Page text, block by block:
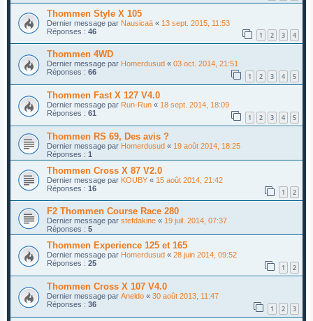
Thommen Style X 105
Dernier message par Nausicaä « 13 sept. 2015, 11:53
Réponses : 46 1 2 3 4
Thommen 4WD
Dernier message par Homerdusud « 03 oct. 2014, 21:51
Réponses : 66 1 2 3 4 5
Thommen Fast X 127 V4.0
Dernier message par Run-Run « 18 sept. 2014, 18:09
Réponses : 61 1 2 3 4 5
Thommen RS 69, Des avis ?
Dernier message par Homerdusud « 19 août 2014, 18:25
Réponses : 1
Thommen Cross X 87 V2.0
Dernier message par KOUBY « 15 août 2014, 21:42
Réponses : 16 1 2
F2 Thommen Course Race 280
Dernier message par stefdakine « 19 juil. 2014, 07:37
Réponses : 5
Thommen Experience 125 et 165
Dernier message par Homerdusud « 28 juin 2014, 09:52
Réponses : 25 1 2
Thommen Cross X 107 V4.0
Dernier message par Aneldo « 30 août 2013, 11:47
Réponses : 36 1 2 3